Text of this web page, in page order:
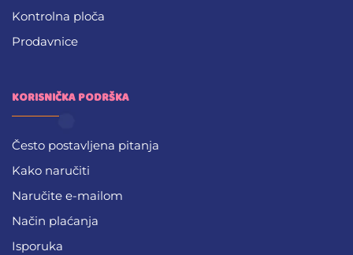
Kontrolna ploča
Prodavnice
KORISNIČKA PODRŠKA
Često postavljena pitanja
Kako naručiti
Naručite e-mailom
Način plaćanja
Isporuka